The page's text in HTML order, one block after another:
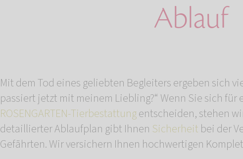
Ablauf
Mit dem Tod eines geliebten Begleiters ergeben sich
passiert jetzt mit meinem Liebling?“ Wenn Sie sich für
ROSENGARTEN-Tierbestattungentscheiden, stehen
detaillierter Ablaufplan gibt Ihnen Sicherheit bei der
Gefährten. Wir versichern Ihnen hochwertigen